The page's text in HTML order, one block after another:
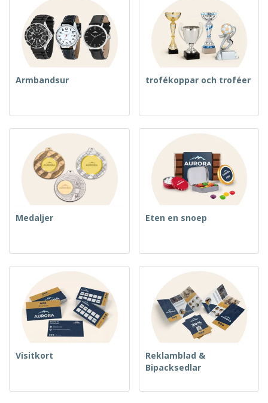
Armbandsur trofékoppar och troféer
Medaljer Eten en snoep
Visitkort
Reklamblad &
Bipacksedlar